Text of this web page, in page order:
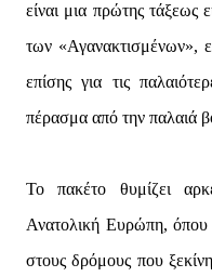
είναι μια πρώτης τάξεως
των «Αγανακτισμένων»,
επίσης για τις
πέρασμα από την παλαιά
Το πακέτο θυμίζει
Ανατολική Ευρώπη, όπου
στους δρόμους που